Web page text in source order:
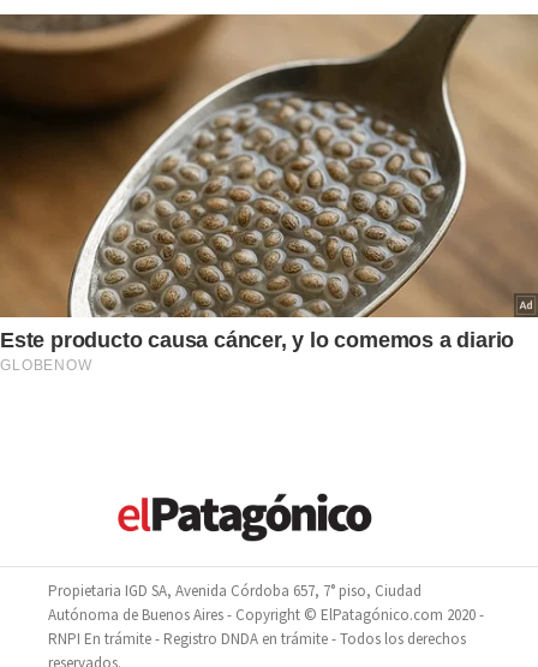
Propietaria IGD SA, Avenida Córdoba 657, 7° piso, Ciudad
Autónoma de Buenos Aires - Copyright © ElPatagónico.com 2020 -
RNPI En trámite - Registro DNDA en trámite - Todos los derechos
reservados.